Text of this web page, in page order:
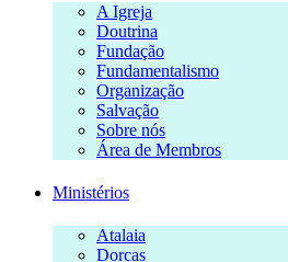
A Igreja
Doutrina
Fundação
Fundamentalismo
Organização
Salvação
Sobre nós
Área de Membros
Ministérios
Atalaia
Dorcas